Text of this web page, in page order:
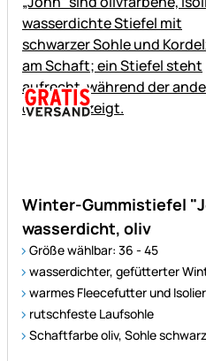
Winter-Gummistiefel
wasserdicht, oliv
Größe wählbar: 36 - 45
wasserdichter, gefütterter
warmes Fleecefutter und
rutschfeste Laufsohle
Schaftfarbe oliv, Sohle schwarz